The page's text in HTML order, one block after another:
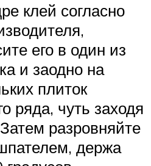
клей согласно
его в один из
и заодно на
плиток
ряда, чуть заходя
разровняйте
держа